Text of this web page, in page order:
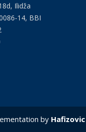
Ilidža
14, BBI
by Hafizovic